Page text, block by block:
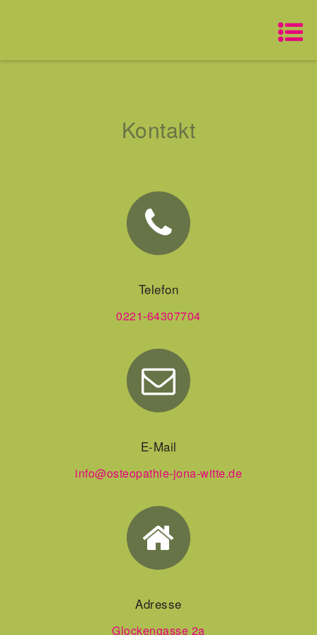
Kontakt
Telefon
0221-64307704
E-Mail
info@osteopathie-jona-witte.de
Adresse
Glockengasse 2a